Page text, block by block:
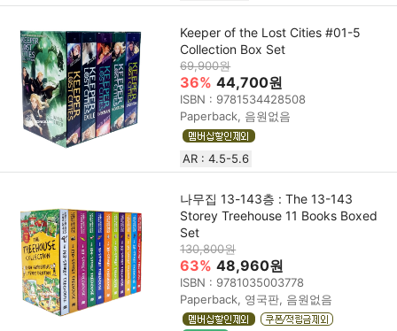
Keeper of the Lost Cities #01-5
Collection Box Set
69,900원
36% 44,700원
ISBN : 9781534428508
Paperback, 음원없음
AR : 4.5-5.6
나무집 13-143층 : The 13-143
Storey Treehouse 11 Books Boxed
Set
130,800원
63% 48,960원
ISBN : 9781035003778
Paperback, 영국판, 음원없음